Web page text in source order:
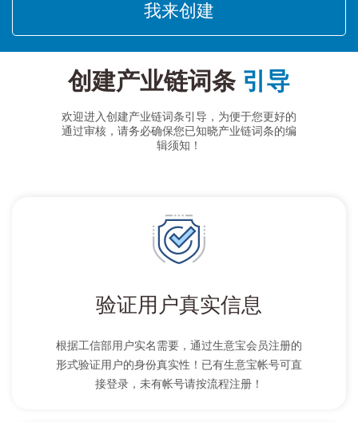
我来创建
创建产业链词条 引导
欢迎进入创建产业链词条引导，为便于您更好的
通过审核，请务必确保您已知晓产业链词条的编
辑须知！
验证用户真实信息
根据工信部用户实名需要，通过生意宝会员注册的
形式验证用户的身份真实性！已有生意宝帐号可直
接登录，未有帐号请按流程注册！